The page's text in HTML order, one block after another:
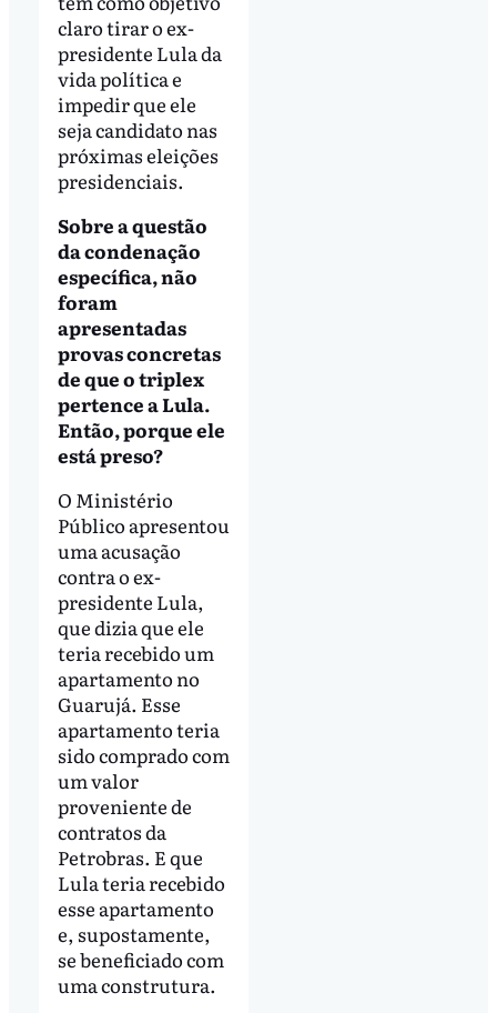
claro tirar o ex-
presidente Lula da
vida política e
impedir que ele
seja candidato nas
próximas eleições
presidenciais.
Sobre a questão
da condenação
específica, não
foram
apresentadas
provas concretas
de que o triplex
pertence a Lula.
Então, porque ele
está preso?
O Ministério
Público apresentou
uma acusação
contra o ex-
presidente Lula,
que dizia que ele
teria recebido um
apartamento no
Guarujá. Esse
apartamento teria
sido comprado com
um valor
proveniente de
contratos da
Petrobras. E que
Lula teria recebido
esse apartamento
e, supostamente,
se beneficiado com
uma construtura.